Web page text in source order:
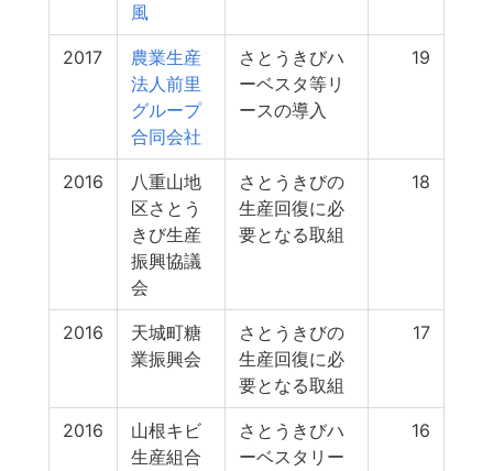
風
2017
農業生産
法人前里
グループ
合同会社
さとうきびハ
ーベスタ等リ
ースの導入
19
2016
八重山地
区さとう
きび生産
振興協議
会
さとうきびの
生産回復に必
要となる取組
18
2016
天城町糖
業振興会
さとうきびの
生産回復に必
要となる取組
17
2016
山根キビ
生産組合
さとうきびハ
ーベスタリー
16